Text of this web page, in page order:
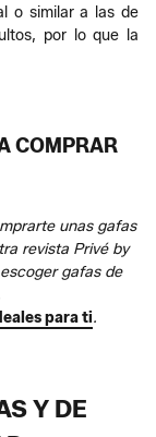
o similar a las de
por lo que la
COMPRAR
unas gafas
revista Privé by
gafas de
para ti.
Y DE